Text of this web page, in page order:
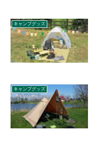
キャンプグッズ
キャンプグッズ